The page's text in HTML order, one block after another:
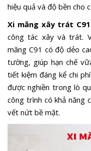
hiệu quả và độ bền cho
Xi măng xây trát
công tác xây và trát.
măng C91 có độ dẻo
tường, giúp hạn chế
tiết kiệm đáng kể chi
được nghiền trong lò
công trình có khả năng
vết nứt bề mặt.